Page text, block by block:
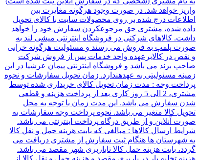
واریز خواهد شد. در صورت وجود هرگونه مغایرت بین
اطلاعات درج شده بر روی محصولات سایت با کالای تحویل
داده شده، مشتری حق مرجوعکردن سفارش خود را خواهد
داشت. کالاهای شرکتی در فروشگاه اینترنتی میشی لند به
صورت پلمپ به فروش می رسند و مسئولیت هرگونه خرابی
و نقص در کالابرعهده واحد خدمات پس از فروش شرکت
صاحب برند می باشد و فروشگاه اینترنتی پیمان عرشیا در این
زمینه مسئولیتی به عهدهندارد. زمان تحویل سفارشات و نحوه
پرداخت وجه : مدت زمان تحویل کالای خریداری شده توسط
مشتری، 2 الی 5 روز کاری بعد از پرداخت هزینه و قطعی
شدن سفارش می باشد. این مدت زمان با توجه به محل
تحویل کالا متغیر می باشد. نحوه پرداخت وجه سفارشات به
صورت آنلاین و از طریق درگاه پرداخت اینترنتی می باشد.
شرایط ارسال کالاها : مبالغی که بابت هزینه حمل و نقل کالا
به شهرستان ها هنگام ثبت سفارش از مشتری دریافت می
گردد، بابت هزینه حمل کالا تاباربری شهر مقصد می باشد.
هزینه تخلیه بار در باربری مقصد و هزینه حمل و نقل کالا از